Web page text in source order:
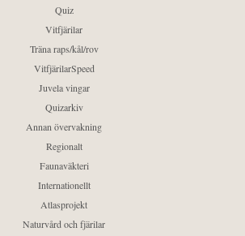
Quiz
Vitfjärilar
Träna raps/kål/rov
VitfjärilarSpeed
Juvela vingar
Quizarkiv
Annan övervakning
Regionalt
Faunaväkteri
Internationellt
Atlasprojekt
Naturvård och fjärilar